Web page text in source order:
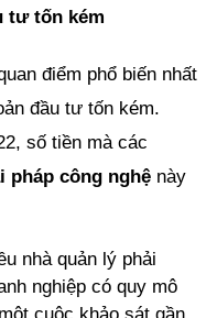
tư tốn kém
điểm phổ biến nhất
đầu tư tốn kém.
số tiền mà các
pháp công nghệ này
nhà quản lý phải
nghiệp có quy mô